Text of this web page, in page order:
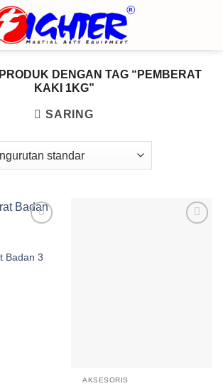
PRODUK DENGAN TAG “PEMBERAT
KAKI 1KG”
SARING
Badan 3
AKSESORIS